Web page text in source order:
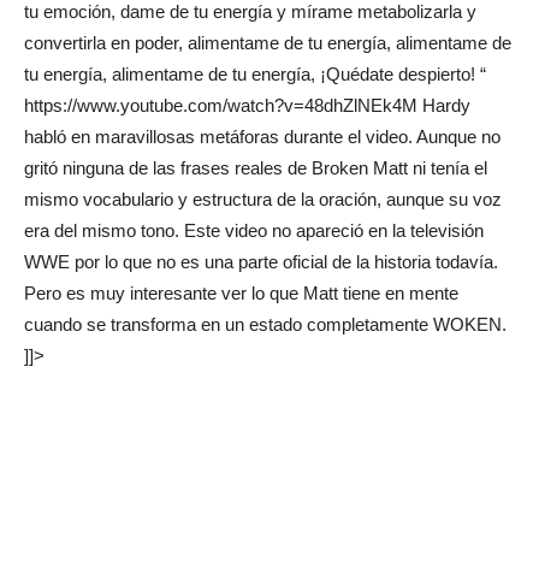
tu emoción, dame de tu energía y mírame metabolizarla y
convertirla en poder, alimentame de tu energía, alimentame de
tu energía, alimentame de tu energía, ¡Quédate despierto! “
https://www.youtube.com/watch?v=48dhZlNEk4M Hardy
habló en maravillosas metáforas durante el video. Aunque no
gritó ninguna de las frases reales de Broken Matt ni tenía el
mismo vocabulario y estructura de la oración, aunque su voz
era del mismo tono. Este video no apareció en la televisión
WWE por lo que no es una parte oficial de la historia todavía.
Pero es muy interesante ver lo que Matt tiene en mente
cuando se transforma en un estado completamente WOKEN.
]]>